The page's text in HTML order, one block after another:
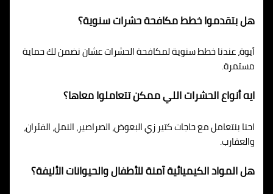
هل بتقدموا خطط مكافحة حشرات سنوية؟
أيوة، عندنا خطط سنوية لمكافحة الحشرات عشان نضمن لك حماية
مستمرة.
ايه أنواع الحشرات اللي ممكن تتعاملوا معاها؟
احنا بنتعامل مع حاجات كتير زي البعوض، الصراصير، النمل، الفئران،
والعقارب.
هل المواد الكيميائية آمنة للأطفال والحيوانات الأليفة؟